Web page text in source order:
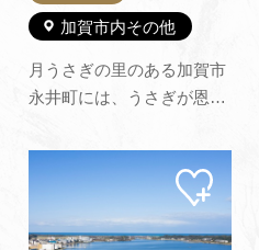
加賀市内その他
月うさぎの里のある加賀市
永井町には、うさぎが恩返
いう話があり、うさぎはし
あわせやツキを招くと親し
まれています。「月うさぎ
の里」はうさぎをテーマと
マイ
ペー
ジに
追加